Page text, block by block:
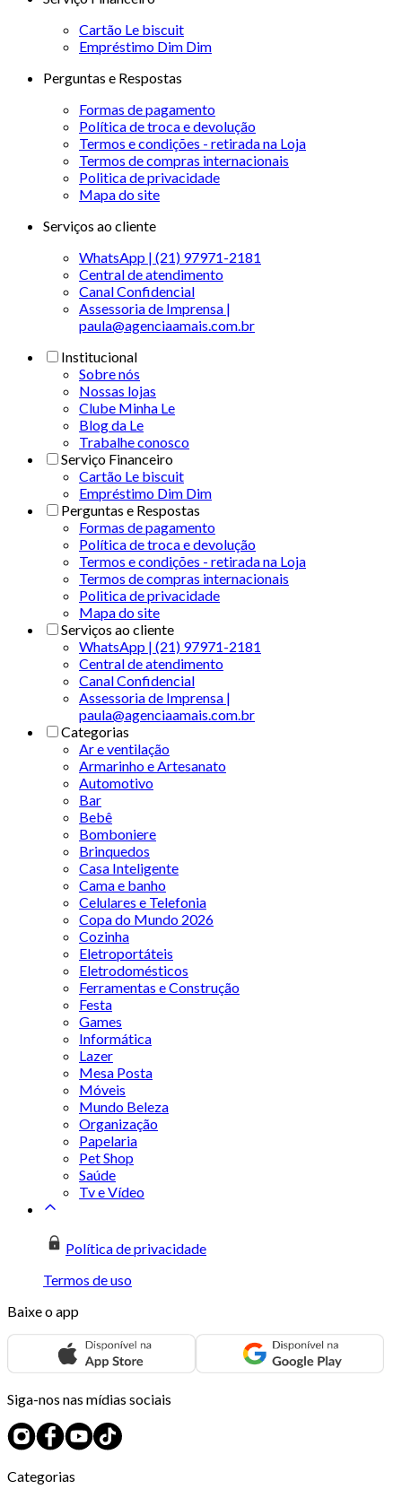
Cartão Le biscuit
Empréstimo Dim Dim
Perguntas e Respostas
Formas de pagamento
Política de troca e devolução
Termos e condições - retirada na Loja
Termos de compras internacionais
Politica de privacidade
Mapa do site
Serviços ao cliente
WhatsApp | (21) 97971-2181
Central de atendimento
Canal Confidencial
Assessoria de Imprensa |
paula@agenciaamais.com.br
Institucional
Sobre nós
Nossas lojas
Clube Minha Le
Blog da Le
Trabalhe conosco
Serviço Financeiro
Cartão Le biscuit
Empréstimo Dim Dim
Perguntas e Respostas
Formas de pagamento
Política de troca e devolução
Termos e condições - retirada na Loja
Termos de compras internacionais
Politica de privacidade
Mapa do site
Serviços ao cliente
WhatsApp | (21) 97971-2181
Central de atendimento
Canal Confidencial
Assessoria de Imprensa |
paula@agenciaamais.com.br
Categorias
Ar e ventilação
Armarinho e Artesanato
Automotivo
Bar
Bebê
Bomboniere
Brinquedos
Casa Inteligente
Cama e banho
Celulares e Telefonia
Copa do Mundo 2026
Cozinha
Eletroportáteis
Eletrodomésticos
Ferramentas e Construção
Festa
Games
Informática
Lazer
Mesa Posta
Móveis
Mundo Beleza
Organização
Papelaria
Pet Shop
Saúde
Tv e Vídeo
Política de privacidade
Termos de uso
Baixe o app
Siga-nos nas mídias sociais
Categorias